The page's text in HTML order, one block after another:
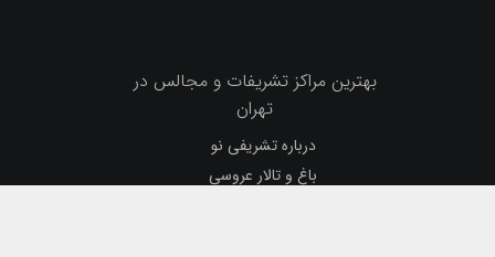
بهترین مراکز تشریفات و مجالس در
تهران
درباره تشریفی نو
باغ و تالار عروسی